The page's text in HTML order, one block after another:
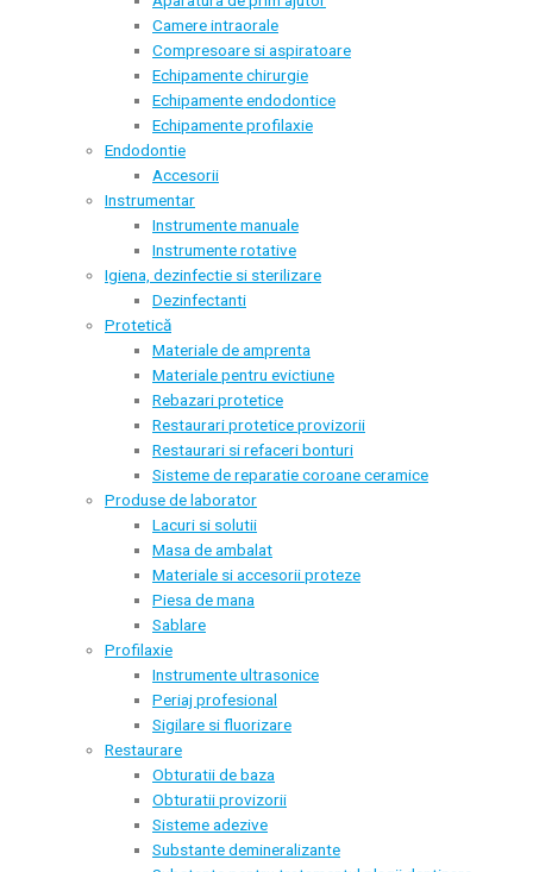
Camere intraorale
Compresoare si aspiratoare
Echipamente chirurgie
Echipamente endodontice
Echipamente profilaxie
Endodontie
Accesorii
Instrumentar
Instrumente manuale
Instrumente rotative
Igiena, dezinfectie si sterilizare
Dezinfectanti
Protetică
Materiale de amprenta
Materiale pentru evictiune
Rebazari protetice
Restaurari protetice provizorii
Restaurari si refaceri bonturi
Sisteme de reparatie coroane ceramice
Produse de laborator
Lacuri si solutii
Masa de ambalat
Materiale si accesorii proteze
Piesa de mana
Sablare
Profilaxie
Instrumente ultrasonice
Periaj profesional
Sigilare si fluorizare
Restaurare
Obturatii de baza
Obturatii provizorii
Sisteme adezive
Substante demineralizante